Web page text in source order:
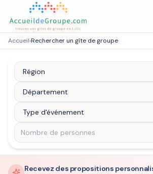
Accueil›Rechercher un gîte de groupe
Recevez des propositions